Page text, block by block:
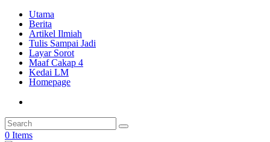
Utama
Berita
Artikel Ilmiah
Tulis Sampai Jadi
Layar Sorot
Maaf Cakap 4
Kedai LM
Homepage
0 Items